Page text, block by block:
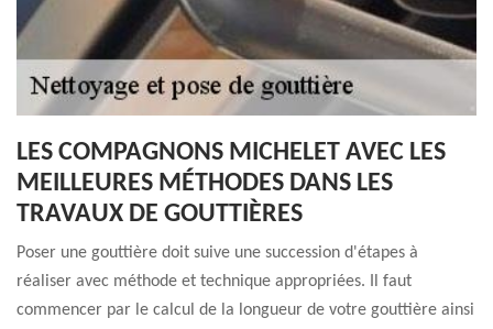
LES COMPAGNONS MICHELET AVEC LES
MEILLEURES MÉTHODES DANS LES
TRAVAUX DE GOUTTIÈRES
Poser une gouttière doit suive une succession d'étapes à
réaliser avec méthode et technique appropriées. Il faut
commencer par le calcul de la longueur de votre gouttière ainsi